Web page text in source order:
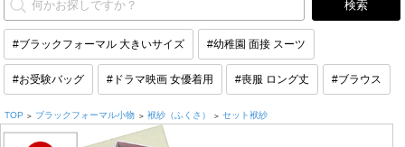
#ブラックフォーマル 大きいサイズ #幼稚園 面接 スーツ
#お受験バッグ #ドラマ映画 女優着用 #喪服 ロング丈 #ブラウス
TOP > ブラックフォーマル小物 > 袱紗（ふくさ） > セット袱紗